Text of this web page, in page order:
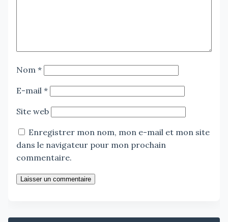
Nom *
E-mail *
Site web
Enregistrer mon nom, mon e-mail et mon site
dans le navigateur pour mon prochain
commentaire.
Laisser un commentaire